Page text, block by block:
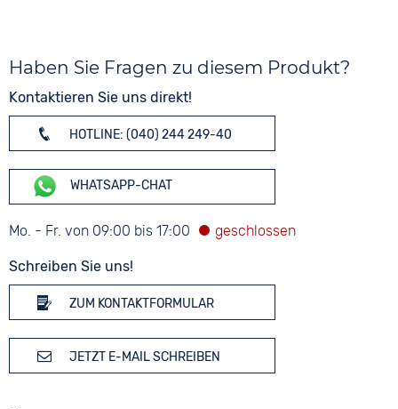
Haben Sie Fragen zu diesem Produkt?
Kontaktieren Sie uns direkt!
HOTLINE: (040) 244 249-40
WHATSAPP-CHAT
Mo. - Fr. von 09:00 bis 17:00
Schreiben Sie uns!
ZUM KONTAKTFORMULAR
JETZT E-MAIL SCHREIBEN